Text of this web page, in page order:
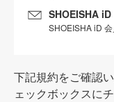
SHOEISHA
SHOEISHA iD
下記規約をご確認
ェックボックスに